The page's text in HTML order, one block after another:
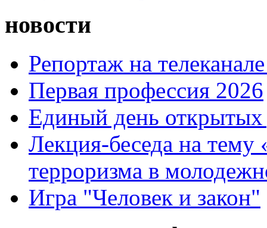
новости
Репортаж на
Первая профессия 2026
Единый день открытых
Лекция-беседа на тему
терроризма в
Игра "Человек и закон"